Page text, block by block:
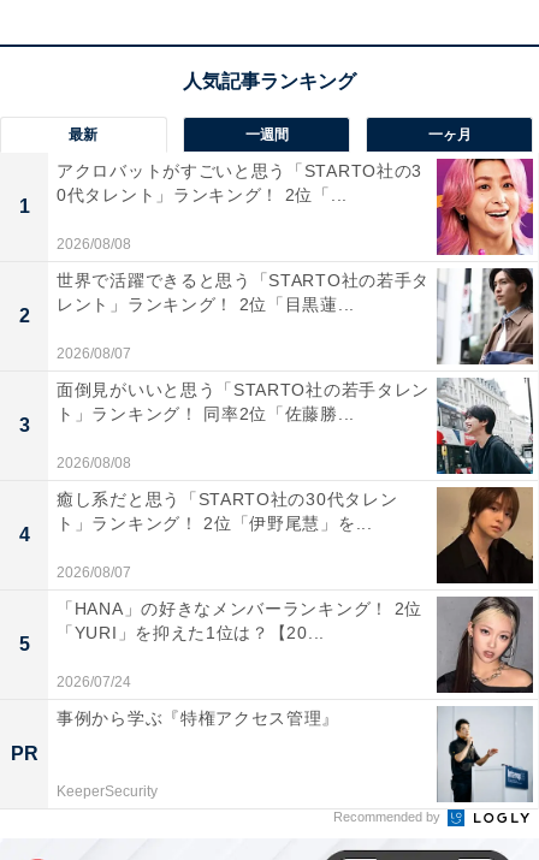
ます。100種以上の動物やバラ園や大花壇が見どころの
「福岡市動植物園」を併設する「南公園」は、桜の名所
として知られるほか、レストランやカフェなどがあり、
豊かな緑を楽しめるおでかけスポットとして人気です。
居住者からは、「子どもの育てやすさ、利便性の良さ、
適度な人付き合いがあり居心地が良い」「ずっと住んで
いて慣れ親しんでいる。友人や知人が多いので」「人や
物や施設など何事もちょうど良い」などのコメントが寄
せられました。
※回答者のコメントは原文ママです
この記事の筆者：福島 ゆき プロフィール
アニメや漫画のレビュー、エンタメトピックスなどを中
心に、オールジャンルで執筆中のライター。時々、店舗
取材などのリポート記事も担当。All AboutおよびAll
福岡県の「住み続けたい駅」
最新 一週間 一ヶ月
1
アクロバットがすごいと思う「STARTO社の3
0代タレント」ランキング！ 2位「...
2026/08/08
2
世界で活躍できると思う「STARTO社の若手タ
レント」ランキング！ 2位「目黒蓮...
2026/08/07
3
面倒見がいいと思う「STARTO社の若手タレン
ト」ランキング！ 同率2位「佐藤勝...
2026/08/08
4
癒し系だと思う「STARTO社の30代タレン
ト」ランキング！ 2位「伊野尾慧」を...
2026/08/07
5
「HANA」の好きなメンバーランキング！ 2位
「YURI」を抑えた1位は？【20...
2026/07/24
PR
事例から学ぶ『特権アクセス管理』
KeeperSecurity
Recommended by